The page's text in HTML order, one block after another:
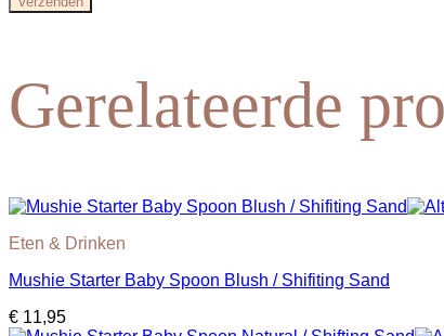
Gerelateerde
Eten & Drinken
Mushie Starter Baby Spoon Blush / Shifiting Sand
€ 11,95